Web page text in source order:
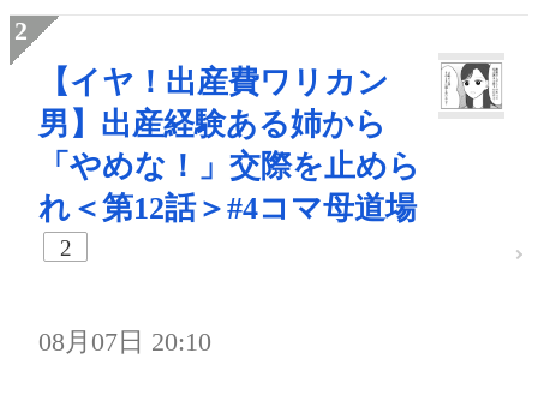
【イヤ！出産費ワリカン
男】出産経験ある姉から
「やめな！」交際を止めら
れ＜第12話＞#4コマ母道場
2
08月07日 20:10